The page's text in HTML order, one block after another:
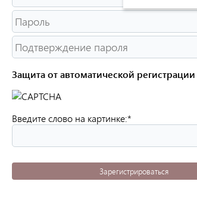
Защита от автоматической регистрации
Введите слово на картинке:*
Зарегистрироваться